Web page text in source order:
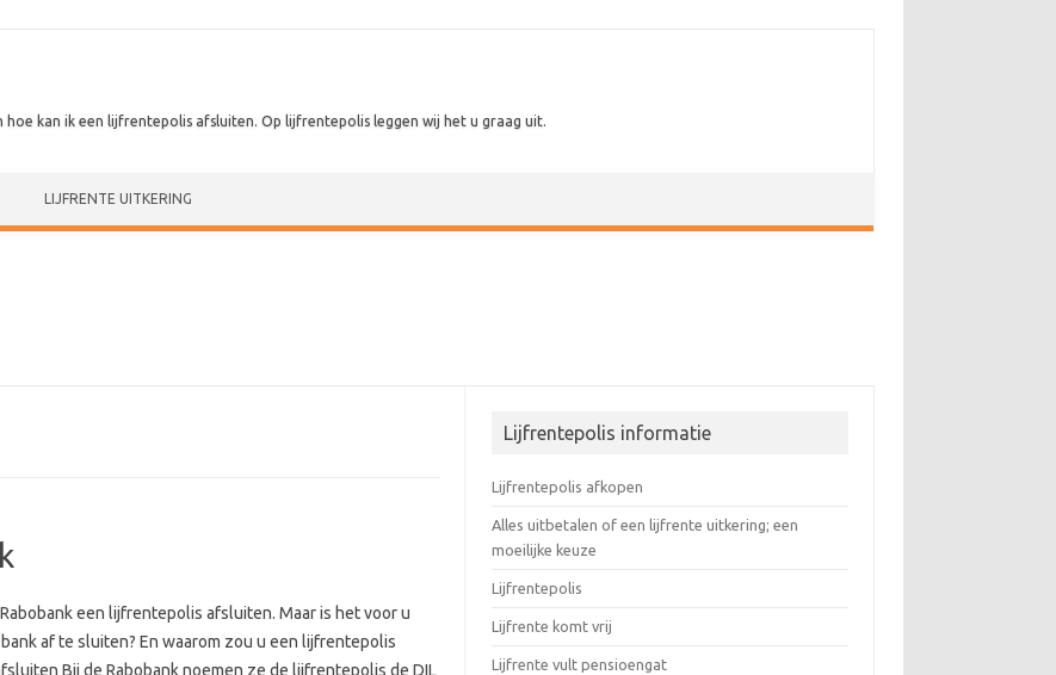
kan ik een lijfrentepolis afsluiten. Op lijfrentepolis leggen wij het u graag uit.
LIJFRENTE UITKERING
een lijfrentepolis afsluiten. Maar is het voor u
af te sluiten? En waarom zou u een lijfrentepolis
Bij de Rabobank noemen ze de lijfrentepolis de DIL
Lijfrentepolis informatie
Lijfrentepolis afkopen
Alles uitbetalen of een lijfrente uitkering; een
moeilijke keuze
Lijfrentepolis
Lijfrente komt vrij
Lijfrente vult pensioengat